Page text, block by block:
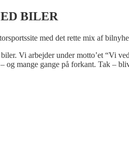
BILER
med det rette mix af
Vi arbejder under motto’et “Vi
og mange gange på forkant. Tak –